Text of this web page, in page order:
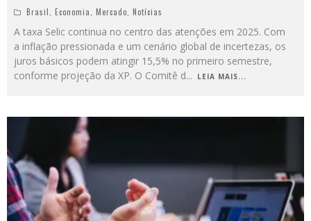
Brasil
Economia Mercado Notícias
A taxa Selic continua no centro das atenções em 2025. Com
a inflação pressionada e um cenário global de incertezas, os
juros básicos podem atingir 15,5% no primeiro semestre,
conforme projeção da XP. O Comitê d... LEIA MAIS...